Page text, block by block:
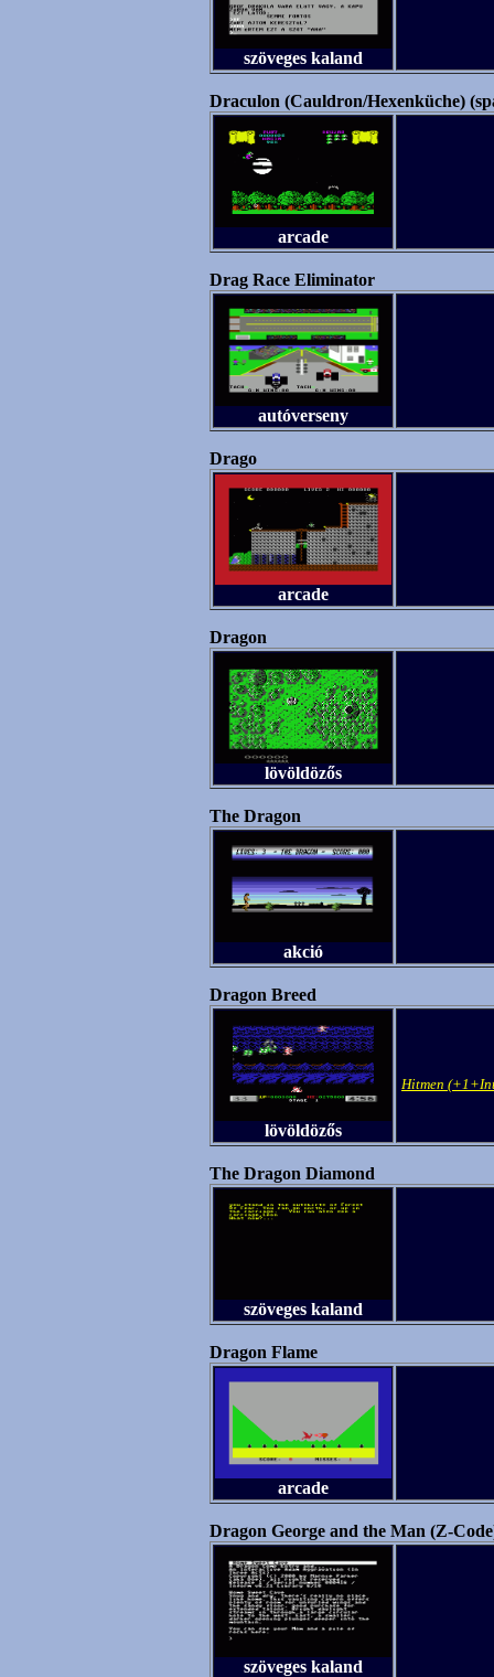
szöveges kaland
Draculon (Cauldron/Hexenküche)
arcade
Drag Race Eliminator
autóverseny
Drago
arcade
Dragon
lövöldözős
The Dragon
akció
Dragon Breed
lövöldözős
Hitmen
The Dragon Diamond
szöveges kaland
Dragon Flame
arcade
Dragon George and the Man (Z-
szöveges kaland